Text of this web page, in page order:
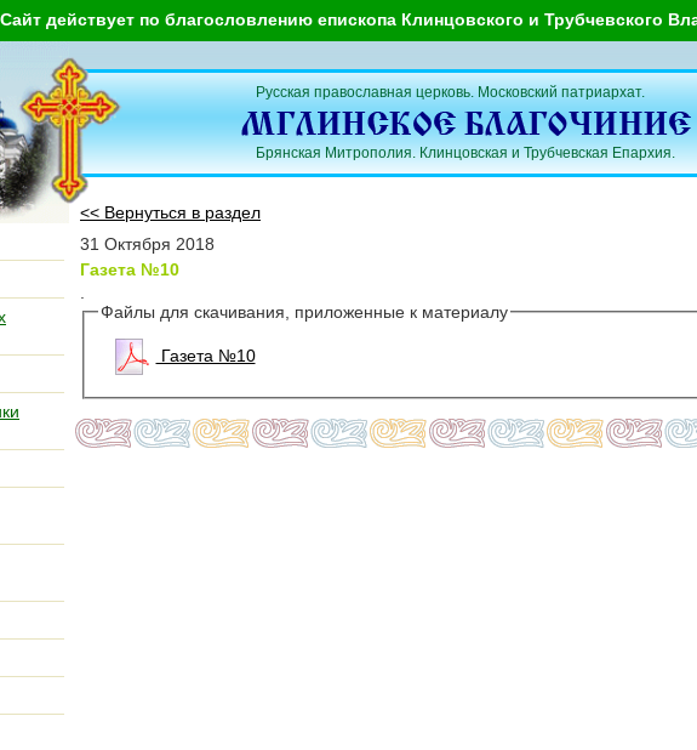
Сайт действует по благословлению епископа Клинцовского и Трубчевского
Русская православная церковь. Московский патриархат.
Брянская Митрополия. Клинцовская и Трубчевская Епархия.
<< Вернуться в раздел
31 Октября 2018
Газета №10
Файлы для скачивания, приложенные к материалу
Газета №10